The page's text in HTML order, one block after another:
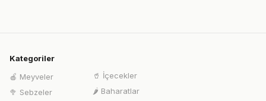
Kategoriler
🍎 Meyveler
🥦 Sebzeler
🥤 İçecekler
🌶️ Baharatlar